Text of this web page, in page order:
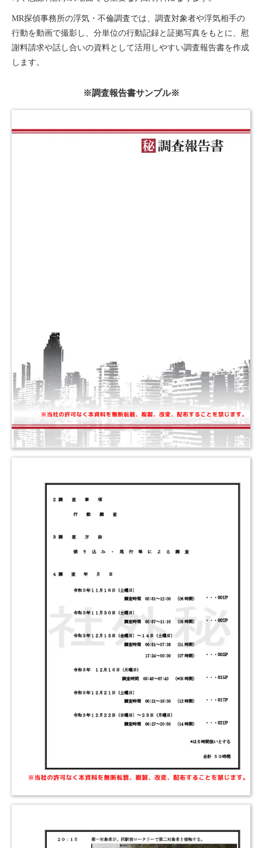
MR探偵事務所の浮気・不倫調査では、調査対象者や浮気相手の
行動を動画で撮影し、分単位の行動記録と証拠写真をもとに、慰
謝料請求や話し合いの資料として活用しやすい調査報告書を作成
します。
※調査報告書サンプル※